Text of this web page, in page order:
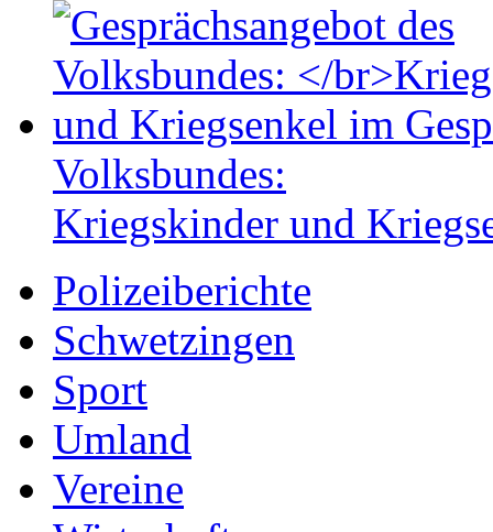
Volksbundes:
Kriegskinder und
Polizeiberichte
Schwetzingen
Sport
Umland
Vereine